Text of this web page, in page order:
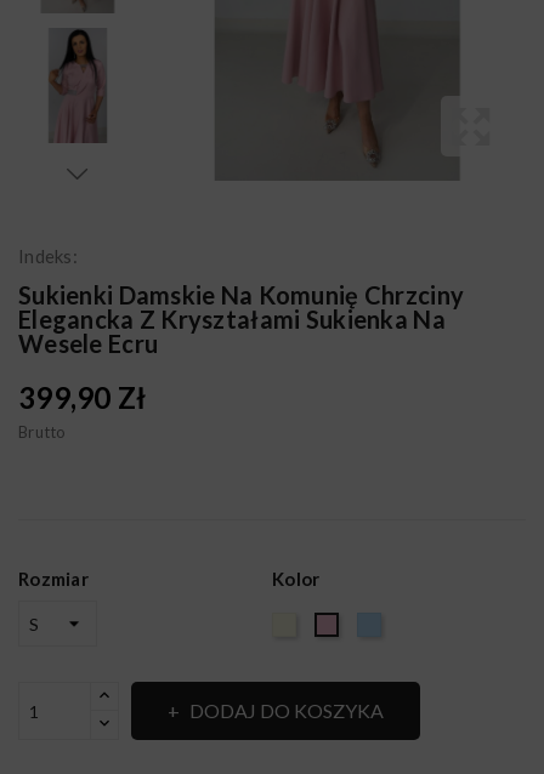
Indeks:
Sukienki Damskie Na Komunię Chrzciny
Elegancka Z Kryształami Sukienka Na
Wesele Ecru
399,90 Zł
Brutto
Rozmiar Kolor
DODAJ DO KOSZYKA